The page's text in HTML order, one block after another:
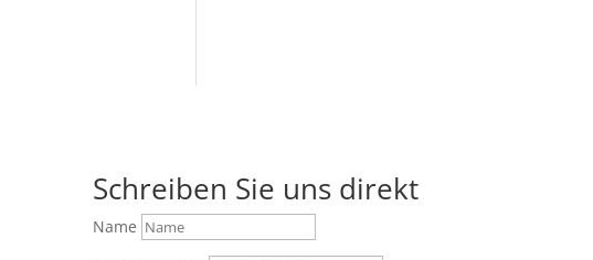
Schreiben Sie uns direkt
Name